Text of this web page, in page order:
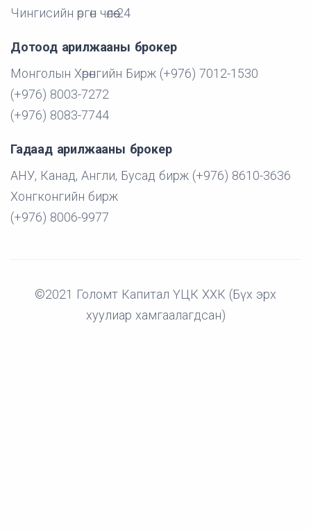
Чингисийн өргөн чөлөө-24
Дотоод арилжааны брокер
Монголын Хөрөнгийн Бирж (+976) 7012-1530
(+976) 8003-7272
(+976) 8083-7744
Гадаад арилжааны брокер
АНУ, Канад, Англи, Бусад бирж (+976) 8610-3636
Хонгконгийн бирж
(+976) 8006-9977
©2021 Голомт Капитал ҮЦК ХХК (Бүх эрх
хуулиар хамгаалагдсан)